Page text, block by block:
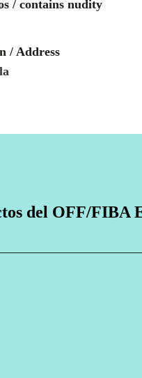
/ contains nudity
/ Address
del OFF/FIBA